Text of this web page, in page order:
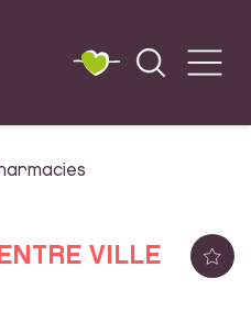
VILLE